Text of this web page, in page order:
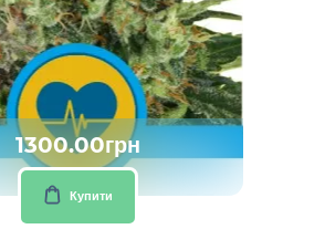
1300.00грн
Купити